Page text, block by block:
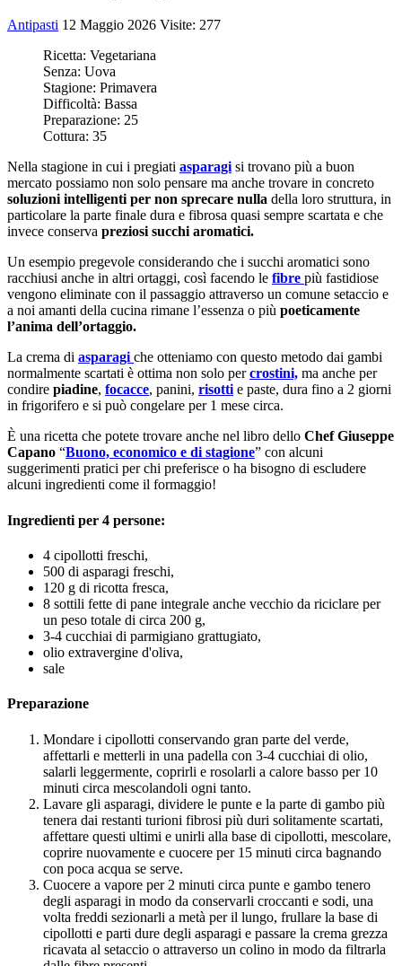
Antipasti 12 Maggio 2026 Visite: 277
Ricetta: Vegetariana
Senza: Uova
Stagione: Primavera
Difficoltà: Bassa
Preparazione: 25
Cottura: 35
Nella stagione in cui i pregiati asparagisi trovano più a buon
mercato possiamo non solo pensare ma anche trovare in concreto
soluzioni intelligenti per non sprecare nulla della loro struttura, in
particolare la parte finale dura e fibrosa quasi sempre scartata e che
invece conserva preziosi succhi aromatici.
Un esempio pregevole considerando che i succhi aromatici sono
racchiusi anche in altri ortaggi, così facendo le fibre più fastidiose
vengono eliminate con il passaggio attraverso un comune setaccio e
a noi amanti della cucina rimane l’essenza o più poeticamente
l’anima dell’ortaggio.
La crema di asparagi che otteniamo con questo metodo dai gambi
normalmente scartati è ottima non solo percrostini, ma anche per
condire piadine, focacce, panini, risottie paste, dura fino a 2 giorni
in frigorifero e si può congelare per 1 mese circa.
È una ricetta che potete trovare anche nel libro dello Chef Giuseppe
Capano “Buono, economico e di stagione” con alcuni
suggerimenti pratici per chi preferisce o ha bisogno di escludere
alcuni ingredienti come il formaggio!
Ingredienti per 4 persone:
4 cipollotti freschi,
500 di asparagi freschi,
120 g di ricotta fresca,
8 sottili fette di pane integrale anche vecchio da riciclare per
un peso totale di circa 200 g,
3-4 cucchiai di parmigiano grattugiato,
olio extravergine d'oliva,
sale
Preparazione
Mondare i cipollotti conservando gran parte del verde,
affettarli e metterli in una padella con 3-4 cucchiai di olio,
salarli leggermente, coprirli e rosolarli a calore basso per 10
minuti circa mescolandoli ogni tanto.
Lavare gli asparagi, dividere le punte e la parte di gambo più
tenera dai restanti turioni fibrosi più duri solitamente scartati,
affettare questi ultimi e unirli alla base di cipollotti, mescolare,
coprire nuovamente e cuocere per 15 minuti circa bagnando
con poca acqua se serve.
Cuocere a vapore per 2 minuti circa punte e gambo tenero
degli asparagi in modo da conservarli croccanti e sodi, una
volta freddi sezionarli a metà per il lungo, frullare la base di
cipollotti e parti dure degli asparagi e passare la crema grezza
ricavata al setaccio o attraverso un colino in modo da filtrarla